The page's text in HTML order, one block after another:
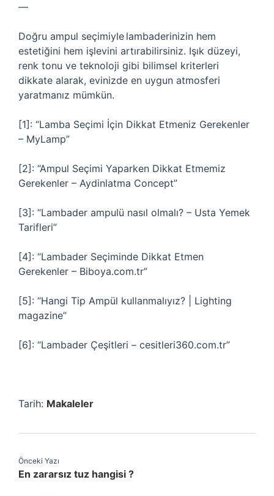
—
Doğru ampul seçimiyle lambaderinizin hem
estetiğini hem işlevini artırabilirsiniz. Işık düzeyi,
renk tonu ve teknoloji gibi bilimsel kriterleri
dikkate alarak, evinizde en uygun atmosferi
yaratmanız mümkün.
[1]: “Lamba Seçimi İçin Dikkat Etmeniz Gerekenler
– MyLamp”
[2]: “Ampul Seçimi Yaparken Dikkat Etmemiz
Gerekenler – Aydinlatma Concept”
[3]: “Lambader ampulü nasıl olmalı? – Usta Yemek
Tarifleri”
[4]: “Lambader Seçiminde Dikkat Etmen
Gerekenler – Biboya.com.tr”
[5]: “Hangi Tip Ampül kullanmalıyız? | Lighting
magazine”
[6]: “Lambader Çeşitleri – cesitleri360.com.tr”
Tarih: Makaleler
Önceki Yazı
En zararsız tuz hangisi ?